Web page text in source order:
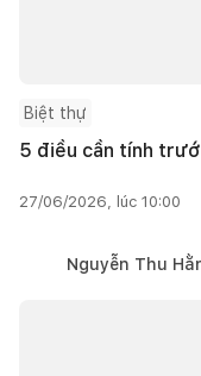
Biệt thự
5 điều cần tính
27/06/2026, lúc 10:00
Nguyễn Thu